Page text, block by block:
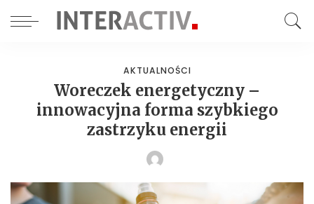
AKTUALNOŚCI
Woreczek energetyczny –
innowacyjna forma szybkiego
zastrzyku energii